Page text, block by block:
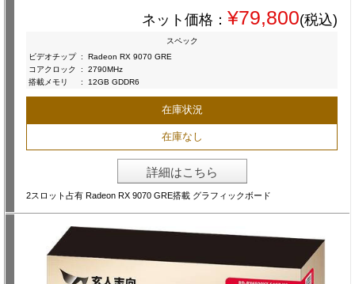
ネット価格： ¥79,800(税込)
スペック
ビデオチップ :
Radeon RX 9070 GRE
コアクロック
:
2790MHz
搭載メモリ
: 12GB GDDR6
在庫状況
在庫なし
詳細はこちら
2スロット占有 Radeon RX 9070 GRE搭載 グラフィックボード